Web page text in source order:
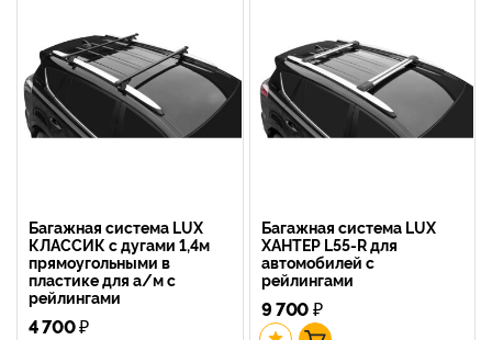
Багажная система LUX
КЛАССИК с дугами 1,4м
прямоугольными в
пластике для а/м с
рейлингами
4 700₽
Багажная система LUX
ХАНТЕР L55-R для
автомобилей с
рейлингами
9 700₽